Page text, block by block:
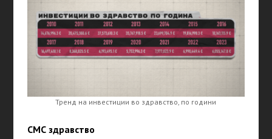
Тренд на инвестиции во здравство, по години
СМС здравство